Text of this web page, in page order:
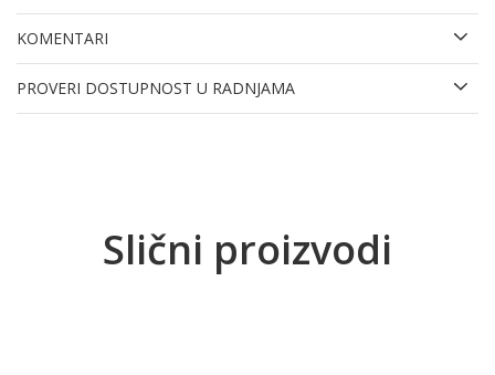
KOMENTARI
PROVERI DOSTUPNOST U RADNJAMA
Slični proizvodi